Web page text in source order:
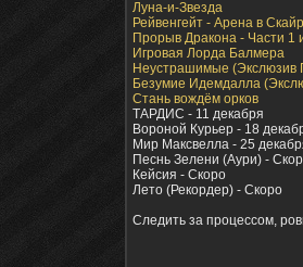
Луна-и-Звезда
Рейвенгейт - Арена в
Прорыв Дракона - Части 1
Игровая Лорда Балмера
Неустрашимые (Экслюзив
Безумие Идемдалла
Стань вождём орков
ТАРДИС - 11 декабря
Вороной Курьер - 18
Мир Максвелла - 25
Песнь Зелени (Аури) -
Кейсия - Скоро
Лето (Рекордер) - Скоро
Следить за процессом,